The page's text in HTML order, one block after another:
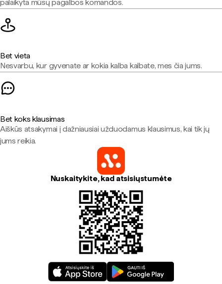
palaikyta mūsų pagalbos komandos.
Bet vieta
Nesvarbu, kur gyvenate ar kokia kalba kalbate, mes čia jums.
Bet koks klausimas
Aiškūs atsakymai į dažniausiai užduodamus klausimus, kai tik jų
jums reikia.
Nuskaitykite, kad atsisiųstumėte